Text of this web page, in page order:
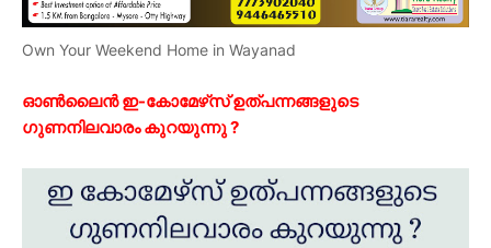
Own Your Weekend Home in Wayanad
ഓൺലൈൻ ഇ-കോമേഴ്‌സ് ഉത്പന്നങ്ങളുടെ
ഗുണനിലവാരം കുറയുന്നു ?